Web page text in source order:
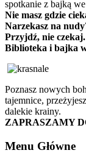
spotkanie z bajką
Nie masz gdzie
Narzekasz na
Przyjdź, nie czekaj.
Biblioteka i bajka
Poznasz nowych
tajemnice,
dalekie krainy.
ZAPRASZAMY
Menu Główne